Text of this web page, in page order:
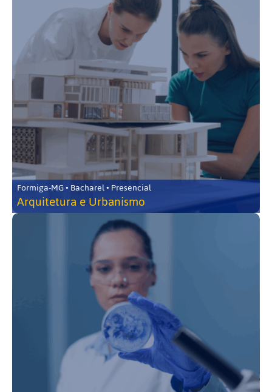
Formiga-MG • Bacharel • Presencial
Arquitetura e Urbanismo